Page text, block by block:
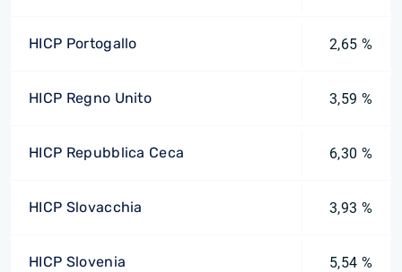
HICP Portogallo 2,65 %
HICP Regno Unito 3,59 %
HICP Repubblica Ceca 6,30 %
HICP Slovacchia 3,93 %
HICP Slovenia 5,54 %